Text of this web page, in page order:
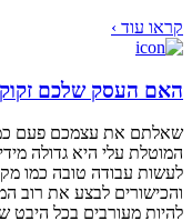
קראו עוד ›
האם העסק שלכם זקוק
שאלתם את עצמכם פעם
המוטלת עלי היא גדולה
לעשות עבודה טובה כמו
והכישורים לבצע את רוב
להיות מעורבים בכל